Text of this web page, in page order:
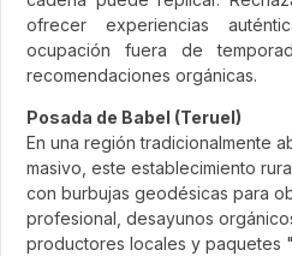
ofrecer experiencias
ocupación fuera de
recomendaciones orgánicas.
Posada de Babel (Teruel)
En una región tradicionalmente
masivo, este establecimiento
con burbujas geodésicas para
profesional, desayunos
productores locales y paquetes